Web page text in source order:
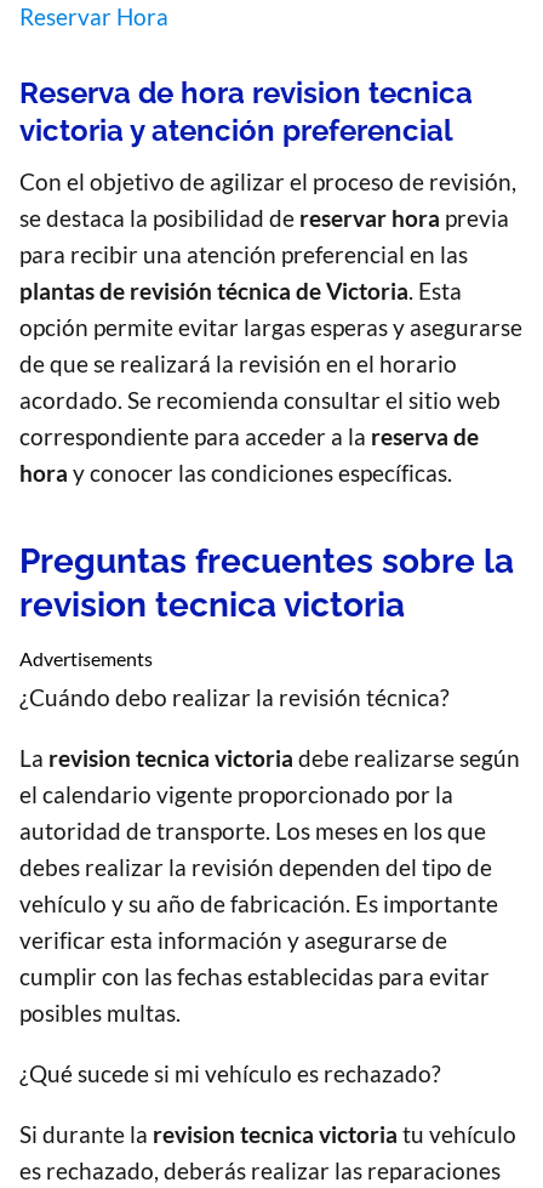
Reservar Hora
Reserva de hora revision tecnica
victoria y atención preferencial
Con el objetivo de agilizar el proceso de revisión,
se destaca la posibilidad de reservar hora previa
para recibir una atención preferencial en las
plantas de revisión técnica de Victoria. Esta
opción permite evitar largas esperas y asegurarse
de que se realizará la revisión en el horario
acordado. Se recomienda consultar el sitio web
correspondiente para acceder a la reserva de
hora y conocer las condiciones específicas.
Preguntas frecuentes sobre la
revision tecnica victoria
Advertisements
¿Cuándo debo realizar la revisión técnica?
La revision tecnica victoria debe realizarse según
el calendario vigente proporcionado por la
autoridad de transporte. Los meses en los que
debes realizar la revisión dependen del tipo de
vehículo y su año de fabricación. Es importante
verificar esta información y asegurarse de
cumplir con las fechas establecidas para evitar
posibles multas.
¿Qué sucede si mi vehículo es rechazado?
Si durante la revision tecnica victoria tu vehículo
es rechazado, deberás realizar las reparaciones